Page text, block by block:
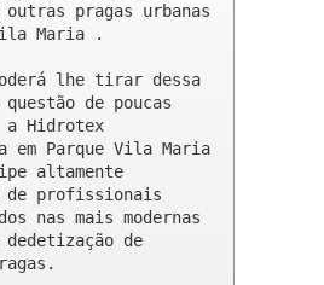
outras pragas urbanas
Maria .
lhe tirar dessa
de poucas
a Hidrotex
em Parque Vila Maria
altamente
profissionais
nas mais modernas
de